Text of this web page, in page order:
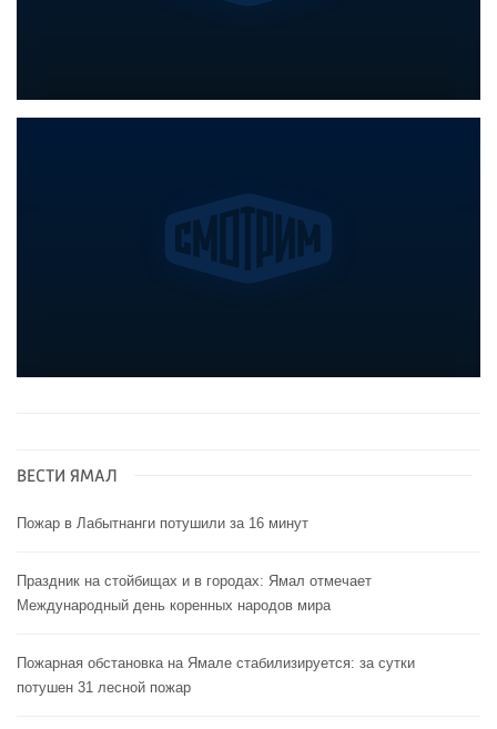
ВЕСТИ ЯМАЛ
Пожар в Лабытнанги потушили за 16 минут
Праздник на стойбищах и в городах: Ямал отмечает
Международный день коренных народов мира
Пожарная обстановка на Ямале стабилизируется: за сутки
потушен 31 лесной пожар